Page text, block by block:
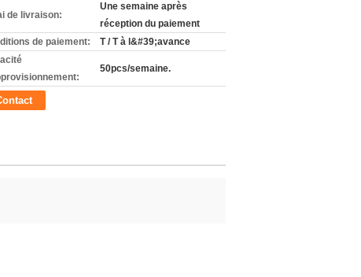
de livraison:
Une semaine après
réception du paiement
de paiement:
T / T à l&#39;avance
50pcs/semaine.